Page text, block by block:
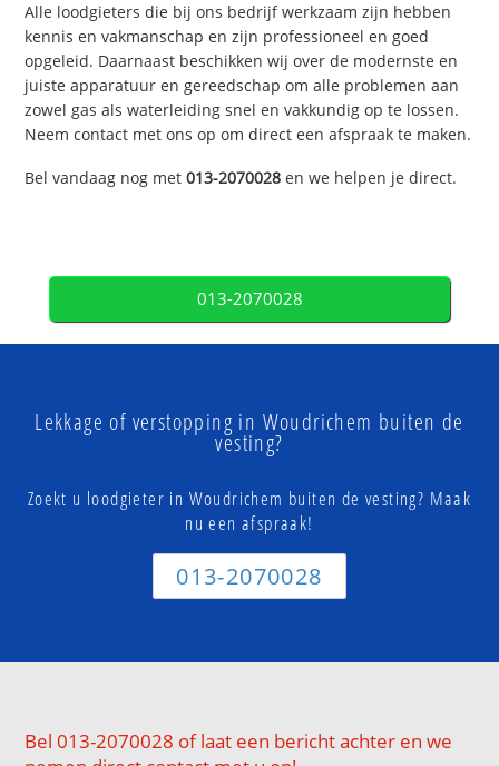
Alle loodgieters die bij ons bedrijf werkzaam zijn hebben
kennis en vakmanschap en zijn professioneel en goed
opgeleid. Daarnaast beschikken wij over de modernste en
juiste apparatuur en gereedschap om alle problemen aan
zowel gas als waterleiding snel en vakkundig op te lossen.
Neem contact met ons op om direct een afspraak te maken.
Bel vandaag nog met013-2070028 en we helpen je direct.
013-2070028
Lekkage of verstopping in Woudrichem buiten de
vesting?
Zoekt u loodgieter in Woudrichem buiten de vesting? Maak
nu een afspraak!
013-2070028
Bel 013-2070028 of laat een bericht achter en we